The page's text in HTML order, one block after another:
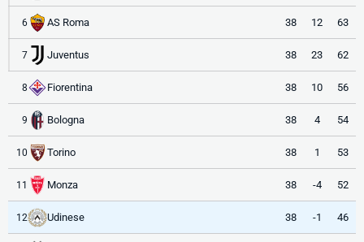
6 AS Roma 38 12 63
7 Juventus 38 23 62
8 Fiorentina 38 10 56
9 Bologna 38 4 54
10 Torino 38 1 53
11 Monza 38 -4 52
12 Udinese 38 -1 46